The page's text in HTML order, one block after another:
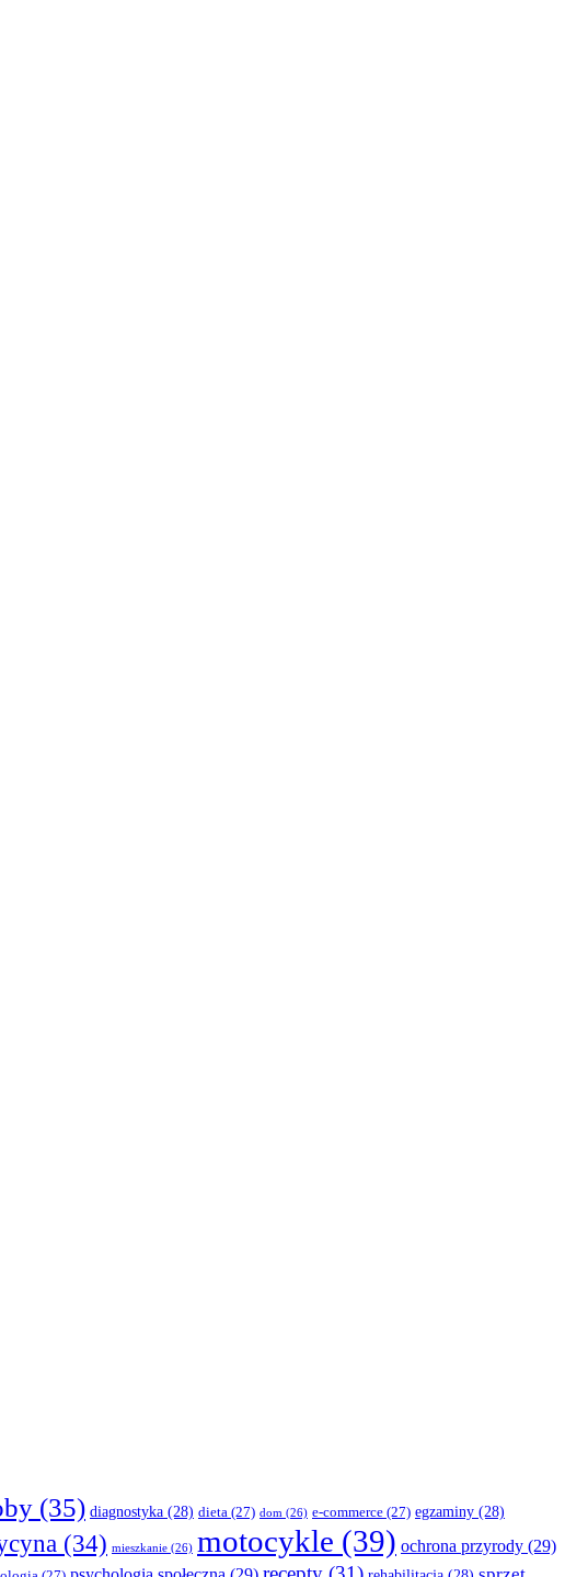
(35) diagnostyka (28) dieta (27) dom (26) e-commerce (27) egzaminy (28)
(34) mieszkanie (26) motocykle (39) ochrona przyrody (29)